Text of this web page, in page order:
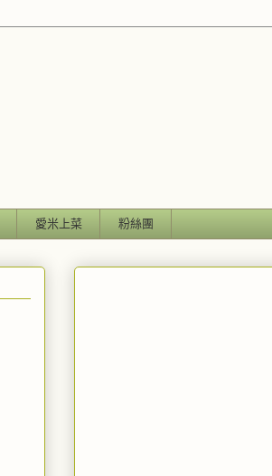
愛米上菜 粉絲團